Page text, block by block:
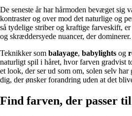
De seneste år har hårmoden bevæget sig
kontraster og over mod det naturlige og
så tydelige striber og kraftige farveskift,
og skræddersyede nuancer, der dominerer.
Teknikker som balayage, babylights og
naturligt spil i håret, hvor farven gradvist
et look, der ser ud som om, solen selv
dig, der ønsker forandring uden at det
Find farven, der passer